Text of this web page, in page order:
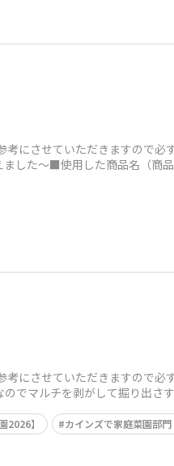
させていただきますので必
した〜■使用した商品名（商
させていただきますので必
でマルチを剥がして掘り出さ
2026】 カインズで家庭菜園部門